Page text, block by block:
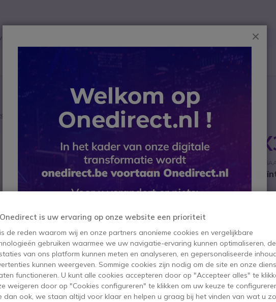
Waarom Onedirect?
B2B-webshop – Minimale bestelwaarde: 300 € (excl. btw)
soundbar Poly Studio X30
Poly Studio
SKU POSTX30 // Referentie fabrikant:
Videoconferentiebalk met
Dit product wordt niet meer
Dit product is vervangen door
Poly Studio
1.949,95 €
1.791,95 €
is uw ervaring op onze website een prioriteit
de reden waarom wij en onze partners anonieme cookies en vergelijkbare
gebruiken waarmee we uw navigatie-ervaring kunnen optimaliseren, de
van ons platform kunnen meten en analyseren, en gepersonaliseerde
kunnen weergeven. Sommige cookies zijn nodig om de site en onze
functioneren. U kunt alle cookies accepteren door op "Accepteer alles" te
weigeren door op "Cookies configureren" te klikken om uw keuze te
dan ook, we staan altijd voor klaar en helpen u graag bij het vinden van wat u